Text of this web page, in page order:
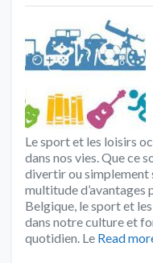
Le sport et les loisirs
dans nos vies. Que ce
divertir ou simplement
multitude d’avantages
Belgique, le sport et
dans notre culture et
quotidien. Le Read